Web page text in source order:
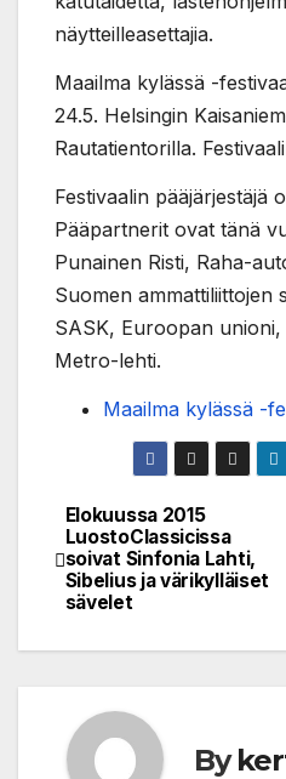
näytteilleasettajia.
Maailma kylässä -
24.5. Helsingin
Rautatientorilla.
Festivaalin pääjärjestäjä
Pääpartnerit ovat tänä
Punainen Risti, Raha-
Suomen ammattiliittojen
SASK, Euroopan
Metro-lehti.
Maailma kylässä -
Post
navigation
Elokuussa 2015
LuostoClassicissa
soivat Sinfonia Lahti,
Sibelius ja värikylläiset
sävelet
By